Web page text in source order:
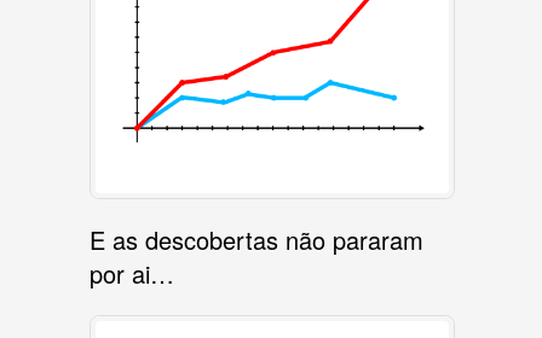
E as descobertas não pararam
por ai…